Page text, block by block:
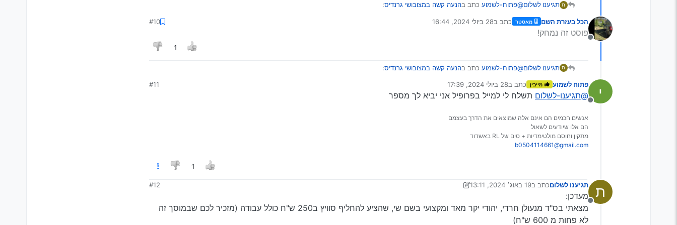
ת תגיענו לשלום@פתוח-לשמוע כתב בהנעה קשה במצובושי גרנדיס:
מנותק
הכל בעזרת השם מאסטר כתב ב28 ביולי 2024, 16:44
נערך לאחרונה על ידי
#10
פוסט זה נמחק!
1
ת תגיענו לשלום@פתוח-לשמוע כתב בהנעה קשה במצובושי גרנדיס:
בעז"ה מחר
מזכיר לך לשאול אם זה לא מטריח אותך.
מנותק
פתוח לשמוע מייבין כתב ב28 ביולי 2024, 17:39
נערך לאחרונה על ידי
#11
@תגיענו-לשלום תשלח לי למייל בפרופיל אני יביא לך מספר
אנשים חכמים הם אינם אלה שמוצאים את הדרך בעצמם
הם אלו שיודעים לשאול
מתקין וחוסם מולטימדיות + סים של RL באשדוד
b0504114661@gmail.com
1
ת
מנותק
תגיענו לשלוםכתב ב19 באוג׳ 2024, 13:11
נערך לאחרונה על ידי תגיענו לשלום
#12
מעדכן:
מצאתי בס"ד מנעולן חרדי, יהודי יקר מאד ומקצועי בשם שי, שהציע להחליף סוויץ ב250 ש"ח כולל עבודה (מזכיר לכם שבמוסך זה
לא פחות מ 600 ש"ח)